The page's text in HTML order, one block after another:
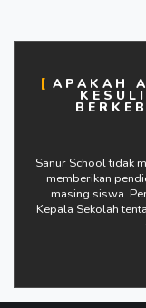
APAKAH
Sanur School tidak
memberikan
masing siswa.
Kepala Sekolah